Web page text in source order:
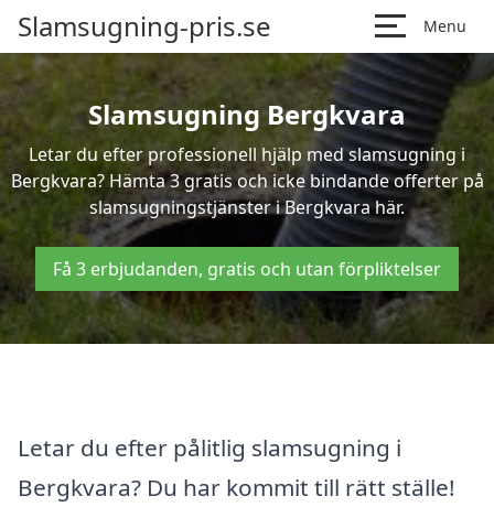
Slamsugning-pris.se Menu
Slamsugning Bergkvara
Letar du efter professionell hjälp med slamsugning i
Bergkvara? Hämta 3 gratis och icke bindande offerter på
slamsugningstjänster i Bergkvara här.
Få 3 erbjudanden, gratis och utan förpliktelser
Letar du efter pålitlig slamsugning i
Bergkvara? Du har kommit till rätt ställe!